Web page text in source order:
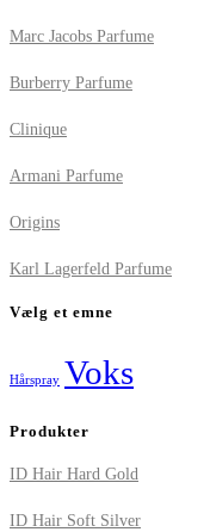
Marc Jacobs Parfume
Burberry Parfume
Clinique
Armani Parfume
Origins
Karl Lagerfeld Parfume
Vælg et emne
Hårspray Voks
Produkter
ID Hair Hard Gold
ID Hair Soft Silver